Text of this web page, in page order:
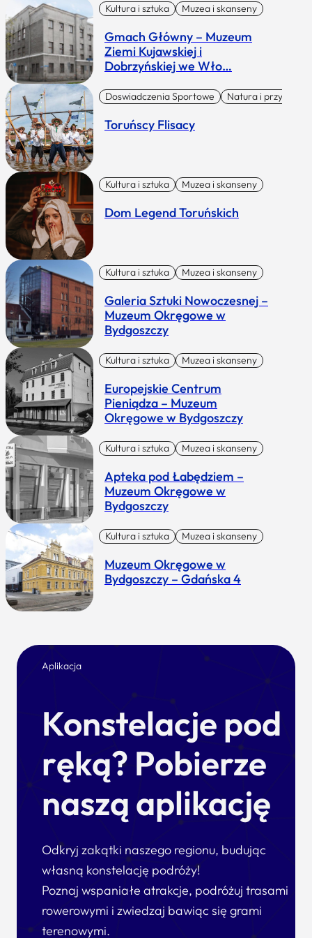
Kultura i sztuka Muzea i skanseny
Gmach Główny – Muzeum
Ziemi Kujawskiej i
Dobrzyńskiej we Wło…
Doswiadczenia Sportowe Natura i przygoda
Toruńscy Flisacy
Kultura i sztuka Muzea i skanseny
Dom Legend Toruńskich
Kultura i sztuka Muzea i skanseny
Galeria Sztuki Nowoczesnej –
Muzeum Okręgowe w
Bydgoszczy
Kultura i sztuka Muzea i skanseny
Europejskie Centrum
Pieniądza – Muzeum
Okręgowe w Bydgoszczy
Kultura i sztuka Muzea i skanseny
Apteka pod Łabędziem –
Muzeum Okręgowe w
Bydgoszczy
Kultura i sztuka Muzea i skanseny
Muzeum Okręgowe w
Bydgoszczy – Gdańska 4
Aplikacja
Konstelacje pod
ręką? Pobierze
naszą aplikację
Odkryj zakątki naszego regionu, budując
własną konstelację podróży!
Poznaj wspaniałe atrakcje, podróżuj trasami
rowerowymi i zwiedzaj bawiąc się grami
terenowymi.